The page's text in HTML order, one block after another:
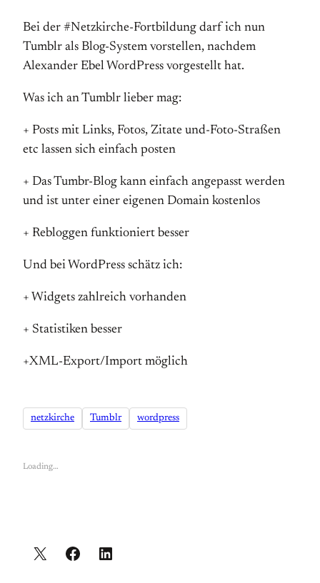
Bei der #Netzkirche-Fortbildung darf ich nun
Tumblr als Blog-System vorstellen, nachdem
Alexander Ebel WordPress vorgestellt hat.
Was ich an Tumblr lieber mag:
+ Posts mit Links, Fotos, Zitate und-Foto-Straßen
etc lassen sich einfach posten
+ Das Tumbr-Blog kann einfach angepasst werden
und ist unter einer eigenen Domain kostenlos
+ Rebloggen funktioniert besser
Und bei WordPress schätz ich:
+ Widgets zahlreich vorhanden
+ Statistiken besser
+XML-Export/Import möglich
netzkirche Tumblr wordpress
Loading…